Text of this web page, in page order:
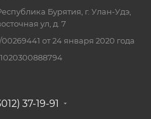
Бурятия, г. Улан-Удэ,
ул, д. 7
от 24 января 2020 года
37-19-91